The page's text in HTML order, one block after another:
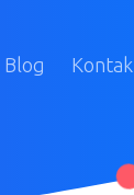
Blog